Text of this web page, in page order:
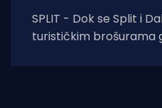
SPLIT - Dok se Split i
turističkim brošurama